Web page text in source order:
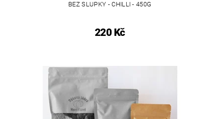
BEZ SLUPKY - CHILLI - 450G
220 Kč